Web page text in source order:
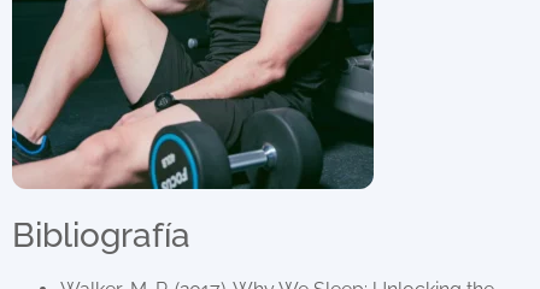
Bibliografía